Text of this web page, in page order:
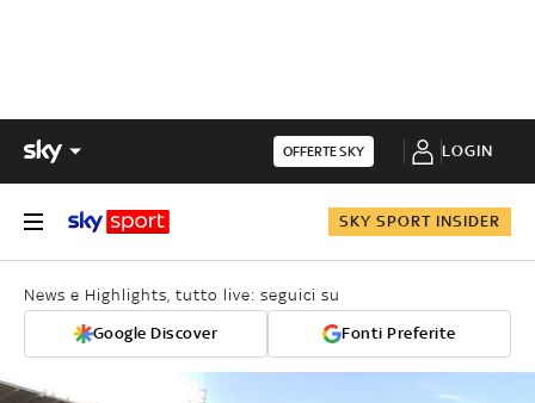
OFFERTE SKY LOGIN
SKY SPORT INSIDER
News e Highlights, tutto live: seguici su
Google Discover Fonti Preferite